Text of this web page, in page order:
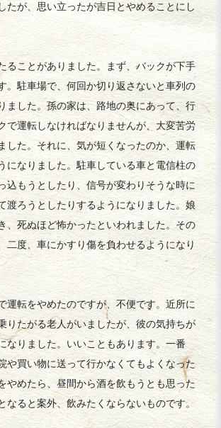
たが、思い立ったが吉日とやめることにし
ことがありました。まず、バックが下手
。駐車場で、何回か切り返さないと車列の
ました。孫の家は、路地の奥にあって、行
で運転しなければなりませんが、大変苦労
した。それに、気が短くなったのか、運転
になりました。駐車している車と電信柱の
込もうとしたり、信号が変わりそうな時に
渡ろうとしたりするようになりました。娘
、死ぬほど怖かったといわれました。その
二度、車にかすり傷を負わせるようになり
転をやめたのですが、不便です。近所に
りたがる老人がいましたが、彼の気持ちが
なりました。いいこともあります。一番
や買い物に送って行かなくてもよくなった
やめたら、昼間から酒を飲もうとも思った
なると案外、飲みたくならないものです。